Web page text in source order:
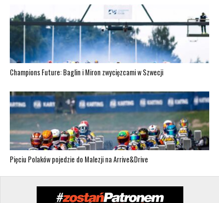
Champions Future: Baglin i Miron zwycięzcami w Szwecji
Pięciu Polaków pojedzie do Malezji na Arrive&Drive